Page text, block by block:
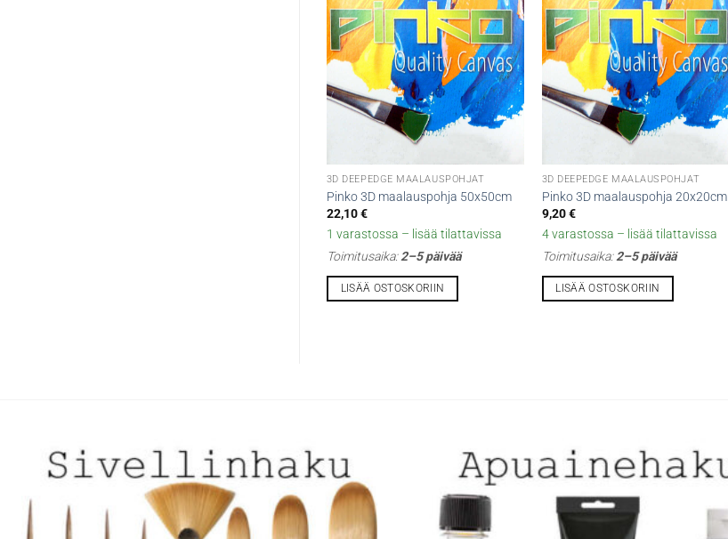
3D DEEPEDGE MAALAUSPOHJAT
Pinko 3D maalauspohja 50x50cm
22,10€
1 varastossa – lisää tilattavissa
Toimitusaika:2–5 päivää
LISÄÄ OSTOSKORIIN
3D DEEPEDGE MAALAUSPOHJAT
Pinko 3D maalauspohja 20x20cm
9,20€
4 varastossa – lisää tilattavissa
Toimitusaika:2–5 päivää
LISÄÄ OSTOSKORIIN